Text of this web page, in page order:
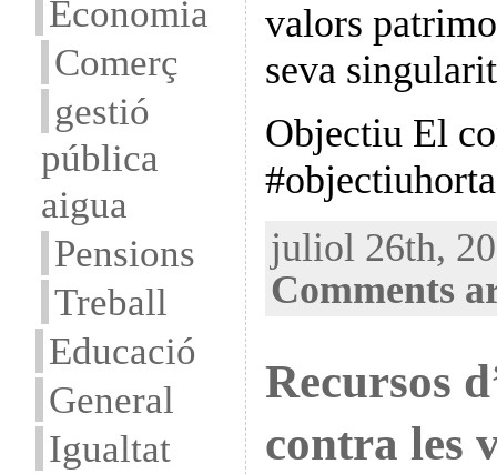
Economia
Comerç
gestió
pública
aigua
Pensions
Treball
Educació
General
Igualtat
valors
seva
Objectiu El
juliol 26th,
Comments
Recursos
contra les